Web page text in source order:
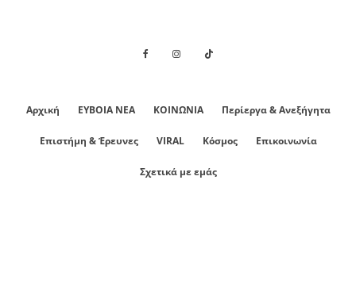
Αρχική ΕΥΒΟΙΑ ΝΕΑ ΚΟΙΝΩΝΙΑ Περίεργα & Ανεξήγητα
Επιστήμη & Έρευνες VIRAL Κόσμος Επικοινωνία
Σχετικά με εμάς